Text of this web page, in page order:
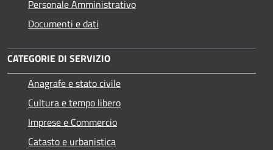
Personale Amministrativo
Documenti e dati
CATEGORIE DI SERVIZIO
Anagrafe e stato civile
Cultura e tempo libero
Imprese e Commercio
Catasto e urbanistica